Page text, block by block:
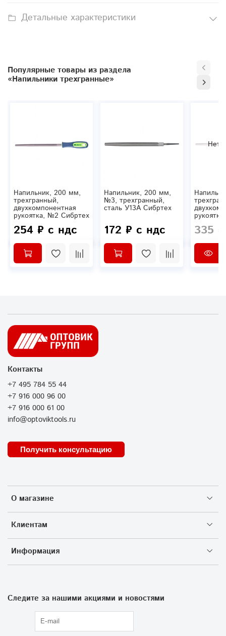
Детальные характеристики
Популярные товары из раздела
«Напильники трехгранные»
Напильник, 200 мм,
трехгранный,
двухкомпонентная
рукоятка, №2 Сибртех
254 ₽ с ндс
Напильник, 200 мм,
№3, трехгранный,
сталь У13А Сибртех
172 ₽ с ндс
Нет
335
О магазине
Клиентам
Информация
Контакты
+7 495 784 55 44
+7 916 000 96 00
+7 916 000 61 00
info@optoviktools.ru
Получить консультацию
Следите за нашими акциями и новостями